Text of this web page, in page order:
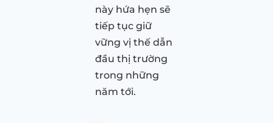
này hứa hẹn sẽ
tiếp tục giữ
vững vị thế dẫn
đầu thị trường
trong những
năm tới.